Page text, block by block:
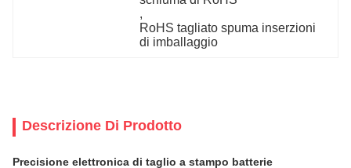
,
RoHS tagliato spuma inserzioni
di imballaggio
Descrizione Di Prodotto
Precisione elettronica di taglio a stampo batterie